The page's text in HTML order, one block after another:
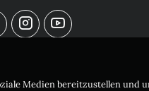
Medien bereitzustellen und